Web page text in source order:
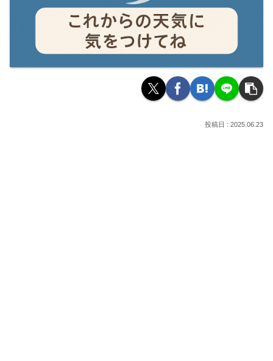
2025.06.23